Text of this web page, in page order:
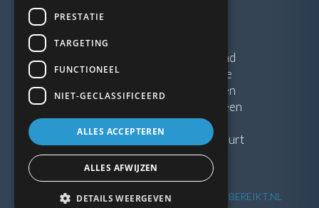
Algemene voorwaarden
Kunststof Kozijnen Friesland
Kunststof kozijnen Drenthe
Kunststof Kozijnen Drachten
Kunststof Kozijnen Hoogeveen
Kunststof kozijnen in jouw buurt
2026| Website ontwikkeling door WEBSITEBEREIKT.NL
PRESTATIE
TARGETING
FUNCTIONEEL
NIET-GECLASSIFICEERD
ALLES ACCEPTEREN
ALLES AFWIJZEN
DETAILS WEERGEVEN